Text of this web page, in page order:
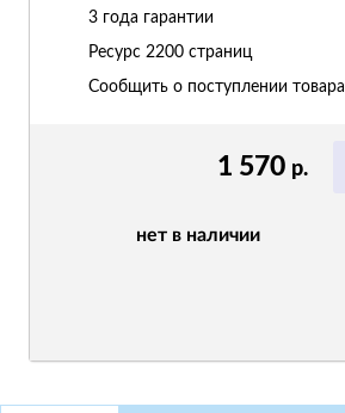
1 570 р.
нет в наличии
3 года гарантии
Ресурс 2200 страниц
Сообщить о поступлении товара